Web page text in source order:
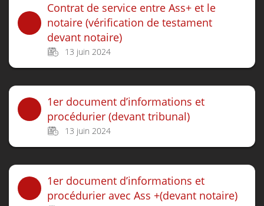
Contrat de service entre Ass+ et le
notaire (vérification de testament
devant notaire)
13 juin 2024
1er document d’informations et
procédurier (devant tribunal)
13 juin 2024
1er document d’informations et
procédurier avec Ass +(devant notaire)